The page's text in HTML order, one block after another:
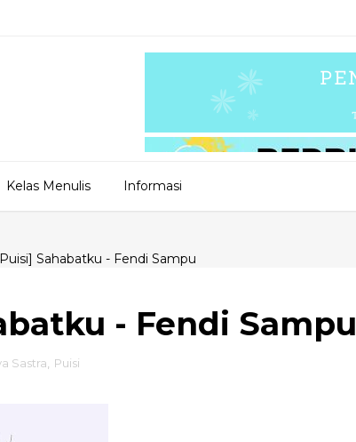
Kelas Menulis Informasi
Sahabatku - Fendi Sampu
- Fendi Sampu
Sastra Puisi